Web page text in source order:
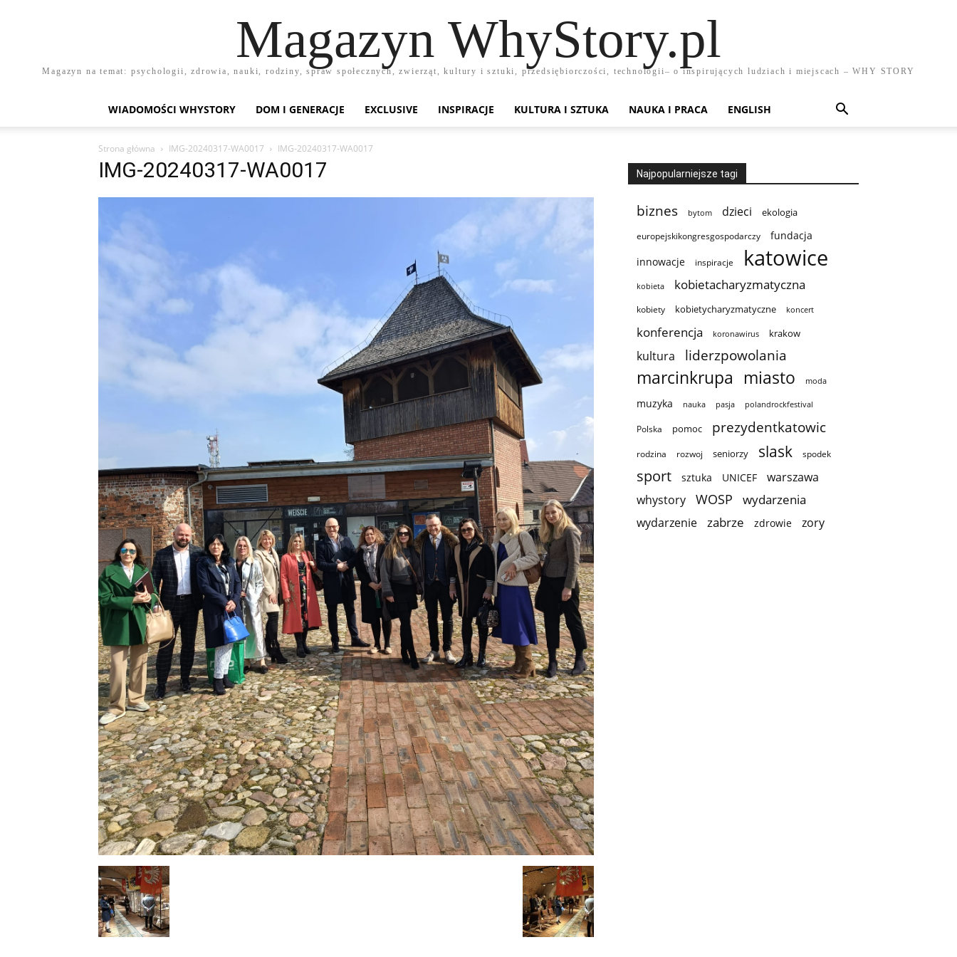
Magazyn WhyStory.pl
Magazyn na temat: psychologii, zdrowia, nauki, rodziny, spraw społecznych, zwierząt, kultury i sztuki, przedsiębiorczości, technologii– o inspirujących ludziach i miejscach – WHY STORY
WIADOMOŚCI WHYSTORY DOM I GENERACJE EXCLUSIVE INSPIRACJE KULTURA I SZTUKA NAUKA I PRACA ENGLISH
Strona główna IMG-20240317-WA0017 IMG-20240317-WA0017
IMG-20240317-WA0017 Najpopularniejsze tagi
biznes bytom dzieci ekologia
europejskikongresgospodarczy fundacja
innowacje inspiracje katowice
kobieta kobietacharyzmatyczna
kobiety kobietycharyzmatyczne koncert
konferencja koronawirus krakow
kultura liderzpowolania
marcinkrupa miasto moda
muzyka nauka pasja polandrockfestival
Polska pomoc prezydentkatowic
rodzina rozwoj seniorzy slask spodek
sport sztuka UNICEF
warszawa
whystory
WOSP
wydarzenia
wydarzenie
zabrze zdrowie zory